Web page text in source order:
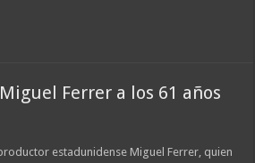
Ferrer a los 61 años
productor estadunidense Miguel Ferrer, quien